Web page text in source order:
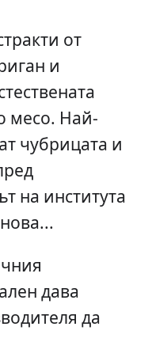
от
и
месо. Най-
чубрицата и
на института
дава
да